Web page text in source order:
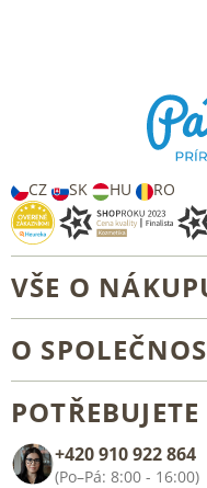
CZ SK HU RO
VŠE O
Velkoobchod a
Všeobecné obchodní
O
Kontakt
+420 910 922 864
(Po–Pá: 8:00 - 16:00)